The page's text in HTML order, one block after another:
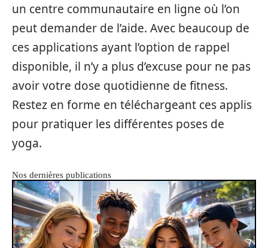
un centre communautaire en ligne où l’on
peut demander de l’aide. Avec beaucoup de
ces applications ayant l’option de rappel
disponible, il n’y a plus d’excuse pour ne pas
avoir votre dose quotidienne de fitness.
Restez en forme en téléchargeant ces applis
pour pratiquer les différentes poses de
yoga.
Nos dernières publications